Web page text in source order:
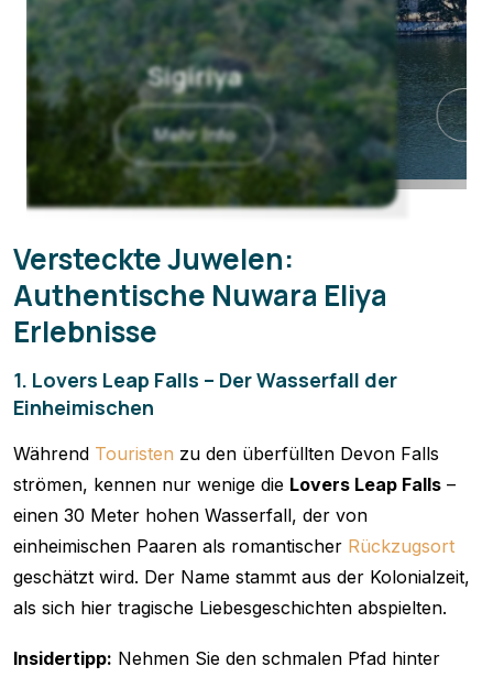
Kandy
Mehr Info
Versteckte Juwelen:
Authentische Nuwara Eliya
Erlebnisse
1. Lovers Leap Falls – Der Wasserfall der
Einheimischen
Während Touristen zu den überfüllten Devon Falls
strömen, kennen nur wenige die Lovers Leap Falls –
einen 30 Meter hohen Wasserfall, der von
einheimischen Paaren als romantischer Rückzugsort
geschätzt wird. Der Name stammt aus der Kolonialzeit,
als sich hier tragische Liebesgeschichten abspielten.
Insidertipp: Nehmen Sie den schmalen Pfad hinter